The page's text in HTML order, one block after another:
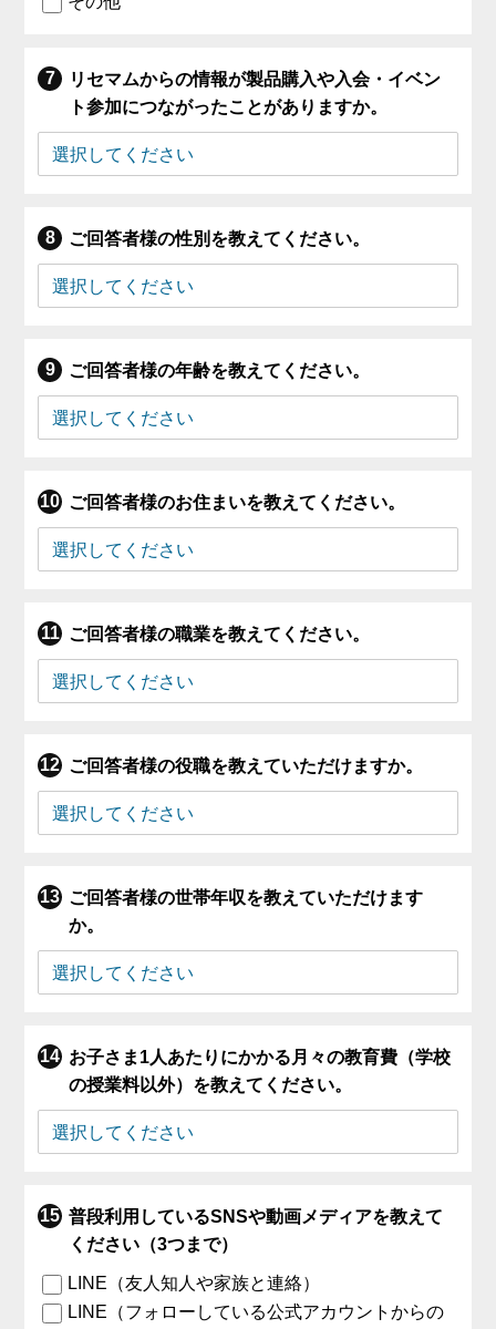
リセマムからの情報が製品購入や入会・イベン
ト参加につながったことがありますか。
ご回答者様の性別を教えてください。
ご回答者様の年齢を教えてください。
ご回答者様のお住まいを教えてください。
ご回答者様の職業を教えてください。
ご回答者様の役職を教えていただけますか。
ご回答者様の世帯年収を教えていただけます
か。
お子さま1人あたりにかかる月々の教育費（学校
の授業料以外）を教えてください。
普段利用しているSNSや動画メディアを教えて
ください（3つまで）
LINE（友人知人や家族と連絡）
LINE（フォローしている公式アカウントからの